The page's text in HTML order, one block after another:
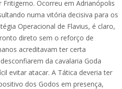
Ocorreu em Adrianópolis
numa vitória decisiva para os
Operacional de Flavius, é claro,
direto sem o reforço de
acreditavam ter certa
da cavalaria Goda
evitar atacar. A Tática deveria ter
dos Godos em presença,